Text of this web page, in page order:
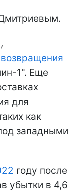
1". Еще
для
как
западными
году после
убытки в 4,6